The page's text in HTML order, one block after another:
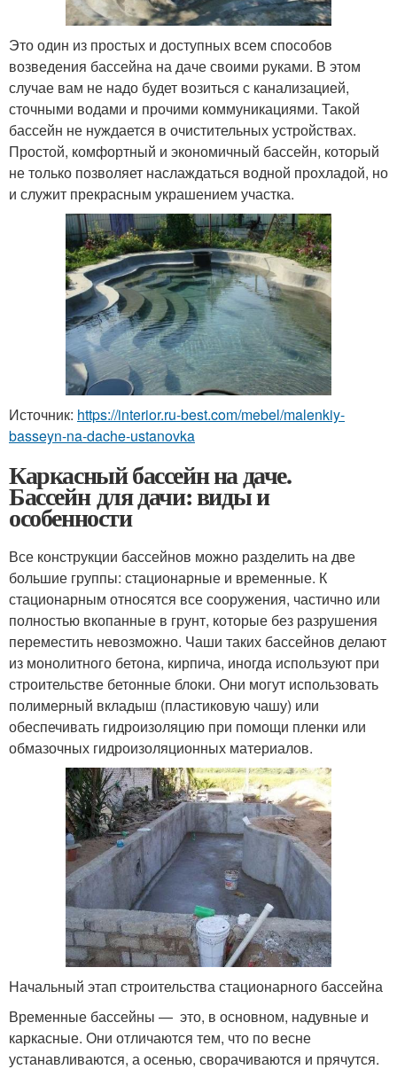
Это один из простых и доступных всем способов
возведения бассейна на даче своими руками. В этом
случае вам не надо будет возиться с канализацией,
сточными водами и прочими коммуникациями. Такой
бассейн не нуждается в очистительных устройствах.
Простой, комфортный и экономичный бассейн, который
не только позволяет наслаждаться водной прохладой, но
и служит прекрасным украшением участка.
Источник: https://interior.ru-best.com/mebel/malenkiy-
basseyn-na-dache-ustanovka
Каркасный бассейн на даче.
Бассейн для дачи: виды и
особенности
Все конструкции бассейнов можно разделить на две
большие группы: стационарные и временные. К
стационарным относятся все сооружения, частично или
полностью вкопанные в грунт, которые без разрушения
переместить невозможно. Чаши таких бассейнов делают
из монолитного бетона, кирпича, иногда используют при
строительстве бетонные блоки. Они могут использовать
полимерный вкладыш (пластиковую чашу) или
обеспечивать гидроизоляцию при помощи пленки или
обмазочных гидроизоляционных материалов.
Начальный этап строительства стационарного бассейна
Временные бассейны — это, в основном, надувные и
каркасные. Они отличаются тем, что по весне
устанавливаются, а осенью, сворачиваются и прячутся.